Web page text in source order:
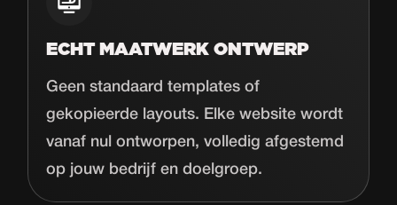
ECHT MAATWERK ONTWERP
Geen standaard templates of
gekopieerde layouts. Elke website wordt
vanaf nul ontworpen, volledig afgestemd
op jouw bedrijf en doelgroep.